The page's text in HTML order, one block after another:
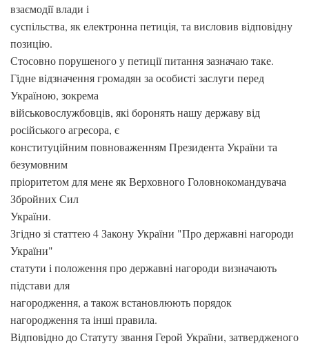
взаємодії влади і
суспільства, як електронна петиція, та висловив відповідну
позицію.
Стосовно порушеного у петиції питання зазначаю таке.
Гідне відзначення громадян за особисті заслуги перед
Україною, зокрема
військовослужбовців, які боронять нашу державу від
російського агресора, є
конституційним повноваженням Президента України та
безумовним
пріоритетом для мене як Верховного Головнокомандувача
Збройних Сил
України.
Згідно зі статтею 4 Закону України "Про державні нагороди
України"
статути і положення про державні нагороди визначають
підстави для
нагородження, а також встановлюють порядок
нагородження та інші правила.
Відповідно до Статуту звання Герой України, затвердженого